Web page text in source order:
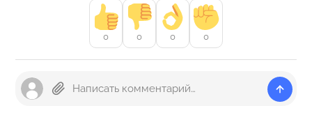
0 0 0 0